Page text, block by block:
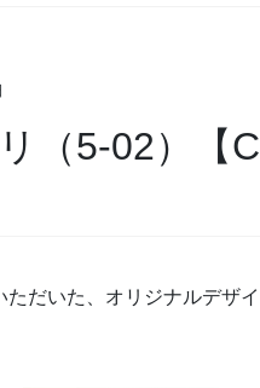
（5-02）【
だいた、オリジナルデザ